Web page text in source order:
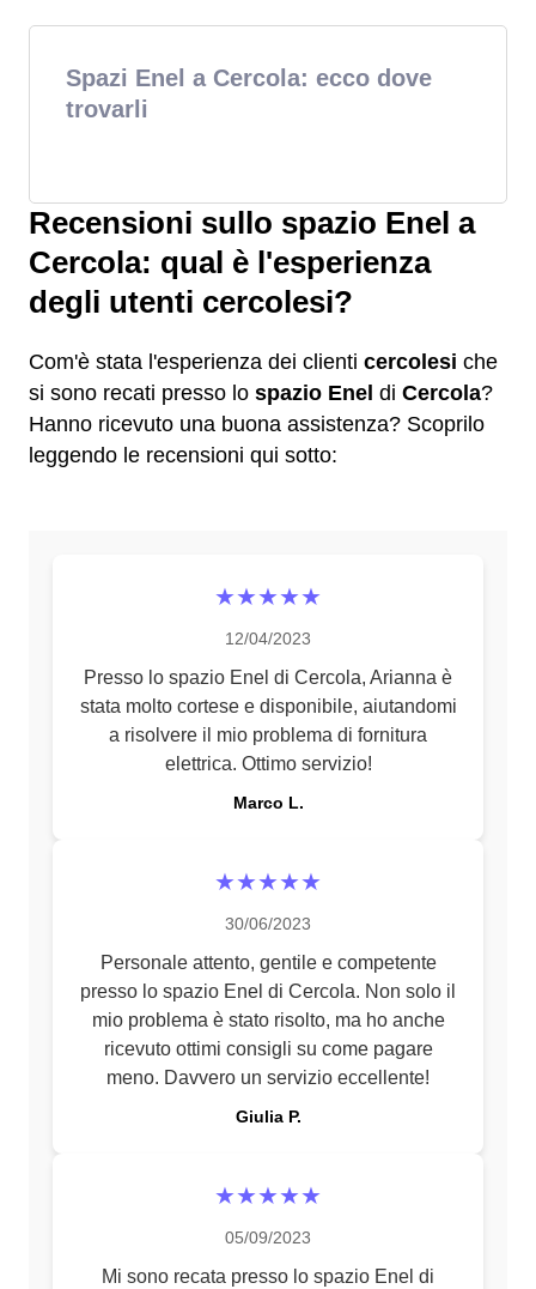
Spazi Enel a Cercola: ecco dove
trovarli
Recensioni sullo spazio Enel a
Cercola: qual è l'esperienza
degli utenti cercolesi?
Com'è stata l'esperienza dei clienti cercolesi che
si sono recati presso lo spazio Enel di Cercola?
Hanno ricevuto una buona assistenza? Scoprilo
leggendo le recensioni qui sotto:
★★★★★
12/04/2023
Presso lo spazio Enel di Cercola, Arianna è
stata molto cortese e disponibile, aiutandomi
a risolvere il mio problema di fornitura
elettrica. Ottimo servizio!
Marco L.
★★★★★
30/06/2023
Personale attento, gentile e competente
presso lo spazio Enel di Cercola. Non solo il
mio problema è stato risolto, ma ho anche
ricevuto ottimi consigli su come pagare
meno. Davvero un servizio eccellente!
Giulia P.
★★★★★
05/09/2023
Mi sono recata presso lo spazio Enel di